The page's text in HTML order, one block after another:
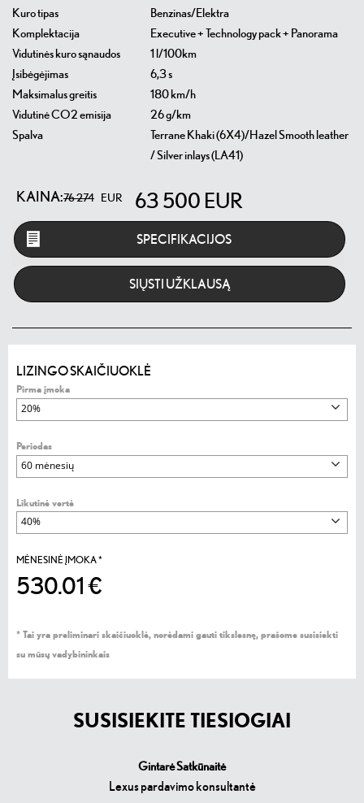
Kuro tipas
Benzinas/Elektra
Komplektacija
Executive + Technology pack + Panorama
Vidutinės kuro sąnaudos
1 l/100km
Įsibėgėjimas
6,3 s
Maksimalus greitis
180 km/h
Vidutinė CO2 emisija
26 g/km
Spalva
Terrane Khaki (6X4)/Hazel Smooth leather
/ Silver inlays (LA41)
KAINA:76 274 EUR 63 500 EUR
SPECIFIKACIJOS
SIŲSTI UŽKLAUSĄ
LIZINGO SKAIČIUOKLĖ
Pirma įmoka
Periodas
Likutinė vertė
MĖNESINĖ ĮMOKA*
530.01 €
* Tai yra preliminari skaičiuoklė, norėdami gauti tikslesnę, prašome susisiekti
su mūsų vadybininkais
SUSISIEKITE TIESIOGIAI
Gintarė Satkūnaitė
Lexus pardavimo konsultantė